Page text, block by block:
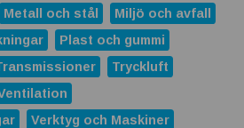
Metall och stål
Miljö och avfall
Plast och gummi
Tryckluft
Verktyg och Maskiner